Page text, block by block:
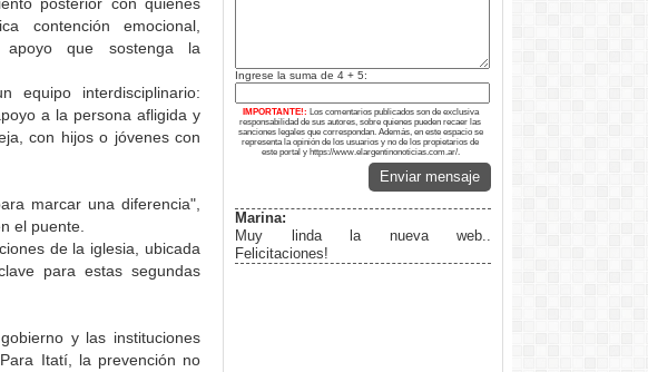
contención emocional,
apoyo que sostenga la
equipo interdisciplinario:
a la persona afligida y
con hijos o jóvenes con
marcar una diferencia",
el puente.
de la iglesia, ubicada
para estas segundas
y las instituciones
Itatí, la prevención no
Ingrese la suma de 4 + 5:
IMPORTANTE!: Los comentarios publicados son de exclusiva
responsabilidad de sus autores, sobre quienes pueden recaer las
sanciones legales que correspondan. Además, en este espacio se
representa la opinión de los usuarios y no de los propietarios de
este portal y https://www.elargentinonoticias.com.ar/.
Enviar mensaje
Marina:
Muy linda la nueva web..
Felicitaciones!